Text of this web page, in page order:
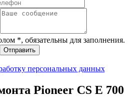
*, обязательны для заполнения.
персональных данных
Pioneer CS E 700